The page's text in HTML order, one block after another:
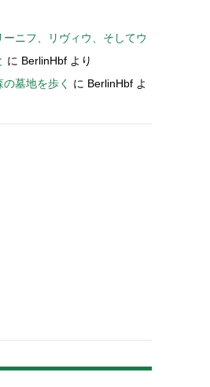
ーニフ、リヴィウ、そしてウ
に BerlinHbf より
墓地を歩く
に BerlinHbf よ